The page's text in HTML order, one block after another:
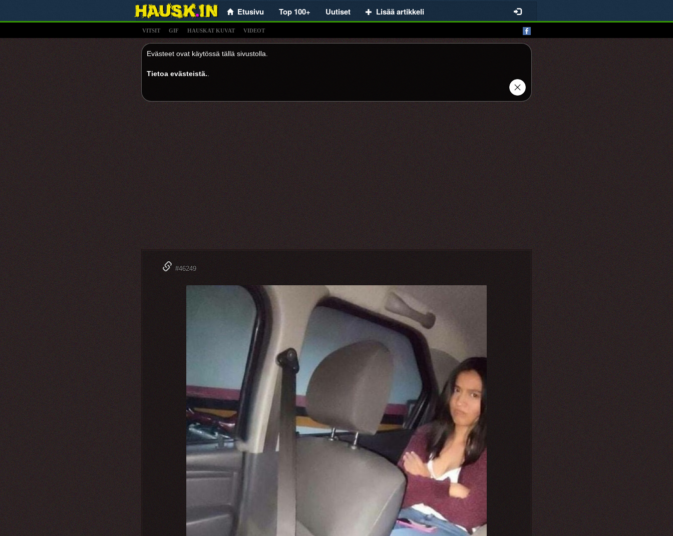
Etusivu Top 100+ Uutiset Lisää artikkeli
VITSIT GIF HAUSKAT KUVAT VIDEOT
Evästeet ovat käytössä tällä sivustolla.
Tietoa evästeistä.
#46249